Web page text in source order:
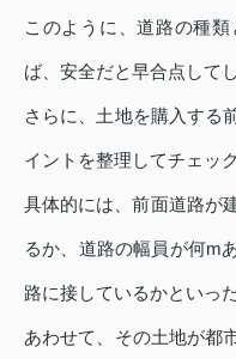
このように、道路の種
ば、安全だと早合点して
さらに、土地を購入する
イントを整理してチェッ
具体的には、前面道路が
るか、道路の幅員が何m
路に接しているかといっ
あわせて、その土地が都